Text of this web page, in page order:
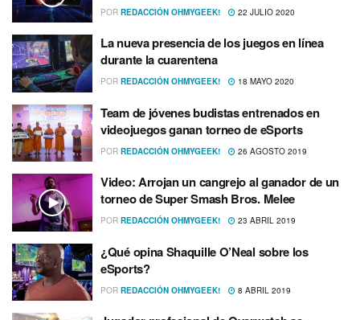
POR REDACCIÓN OHMYGEEK! 22 JULIO 2020
La nueva presencia de los juegos en lí­nea
durante la cuarentena
POR REDACCIÓN OHMYGEEK! 18 MAYO 2020
Team de jóvenes budistas entrenados en
videojuegos ganan torneo de eSports
POR REDACCIÓN OHMYGEEK! 26 AGOSTO 2019
Video: Arrojan un cangrejo al ganador de un
torneo de Super Smash Bros. Melee
POR REDACCIÓN OHMYGEEK! 23 ABRIL 2019
¿Qué opina Shaquille O’Neal sobre los
eSports?
POR REDACCIÓN OHMYGEEK! 8 ABRIL 2019